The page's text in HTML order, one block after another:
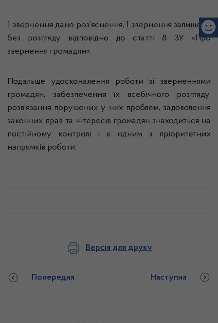
1 звернення дано роз’яснення, 1 звернення залишено
без розгляду відповідно до статті 8 ЗУ «Про
звернення громадян».
Подальше удосконалення роботи зі зверненнями
громадян, забезпечення їх всебічного розгляду,
розв’язання порушених у них проблем, задоволення
законних прав та інтересів громадян знаходиться на
постійному контролі і є одним з пріоритетних
напрямків роботи.
Версія для друку
Попередня Наступна